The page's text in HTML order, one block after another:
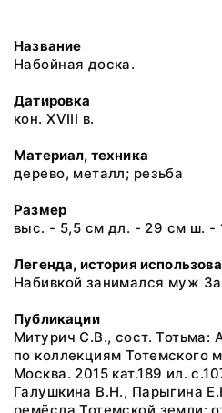
Название
Набойная доска.
Датировка
кон. XVIII в.
Материал, техника
дерево, металл; резьба
Размер
выс. - 5,5 см дл. - 29 см ш. -
Легенда, история
Набивкой занимался муж
Публикации
Митурич С.В., сост. Тотьма:
по коллекциям Тотемского
Москва. 2015 кат.189 ил.
Галушкина В.Н., Парыгина